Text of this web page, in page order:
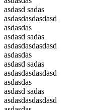
asdasd sadas
asdasdasdasdasd
asdasdas
asdasd sadas
asdasdasdasdasd
asdasdas
asdasd sadas
asdasdasdasdasd
asdasdas
asdasd sadas
asdasdasdasdasd